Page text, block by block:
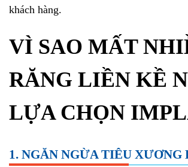
khách hàng.
VÌ SAO MẤT
RĂNG LIỀN KỀ
LỰA CHỌN
1. NGĂN NGỪA TIÊU XƯƠNG